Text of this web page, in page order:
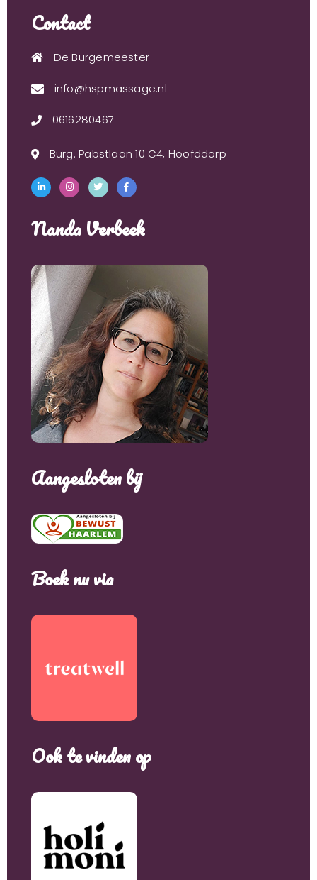
Contact
De Burgemeester
info@hspmassage.nl
0616280467
Burg. Pabstlaan 10 C4, Hoofddorp
Nanda Verbeek
Aangesloten bij
Boek nu via
Ook te vinden op